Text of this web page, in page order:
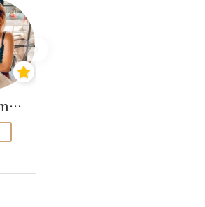
Coffeemeetjojo